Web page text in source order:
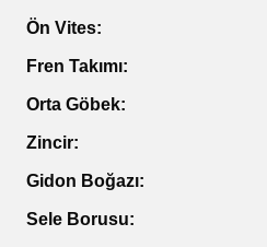
Ön Vites:
Fren Takımı:
Orta Göbek:
Zincir:
Gidon Boğazı:
Sele Borusu: